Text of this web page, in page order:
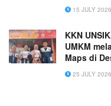
15 JULY 2026
KKN
UMKM
Maps di
25 JULY 2026